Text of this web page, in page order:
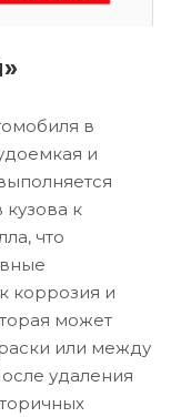
в
и
к
что
коррозия и
может
или между
удаления